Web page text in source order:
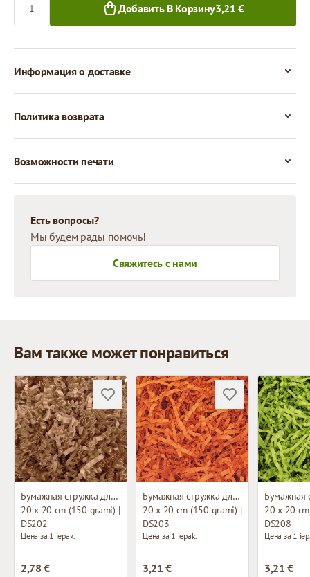
Добавить В Корзину3,21 €
Информация о доставке
Политика возврата
Возможности печати
Есть вопросы?
Мы будем рады помочь!
Свяжитесь с нами
Вам также может понравиться
Бумажная стружка для декорирования
20 x 20 cm (150 grami) |
DS202
Цена за 1 iepak.
2,78 €
Бумажная стружка для декорирования
20 x 20 cm (150 grami) |
DS203
Цена за 1 iepak.
3,21 €
20 x 20
DS208
Цена за 1
3,21 €